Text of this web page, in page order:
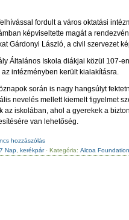
fordult a város oktatási
képviseltette magát a
Gárdonyi László, a civil szervezet
Általános Iskola diákjai közül 107-
intézményben került kialakításra.
során is nagy hangsúlyt
nevelés mellett kiemelt figyelmet
az iskolában, ahol a gyerekek a
van lehetőség.
hozzászólás
Nap ,kerékpár· Kategória: Alcoa Foundation